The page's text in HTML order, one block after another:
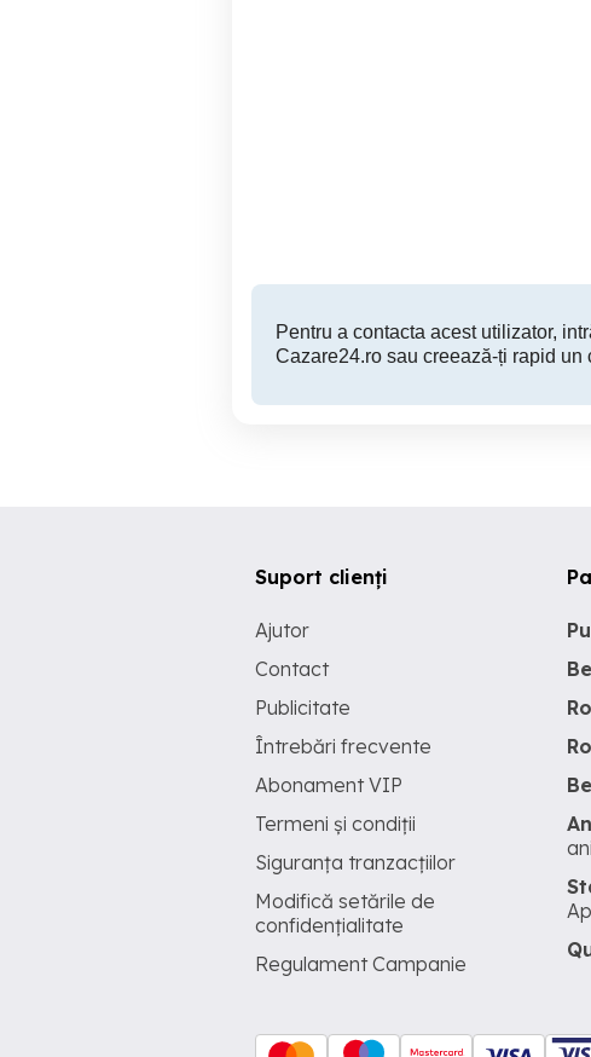
Pentru a contacta acest utilizator,
Cazare24.ro sau creează-ți rapid un
Suport clienți
Ajutor
Contact
Publicitate
Întrebări frecvente
Abonament VIP
Termeni și condiții
Siguranța tranzacțiilor
Modifică setările de
confidențialitate
Regulament Campanie